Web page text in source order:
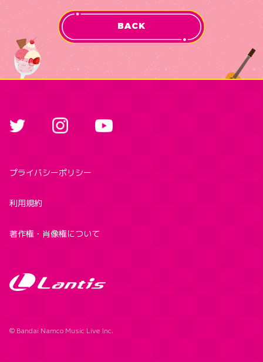
BACK
プライバシーポリシー
利用規約
著作権・肖像権について
© Bandai Namco Music Live Inc.